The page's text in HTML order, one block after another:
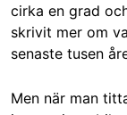
cirka en grad
skrivit mer om
senaste tusen
Men när man